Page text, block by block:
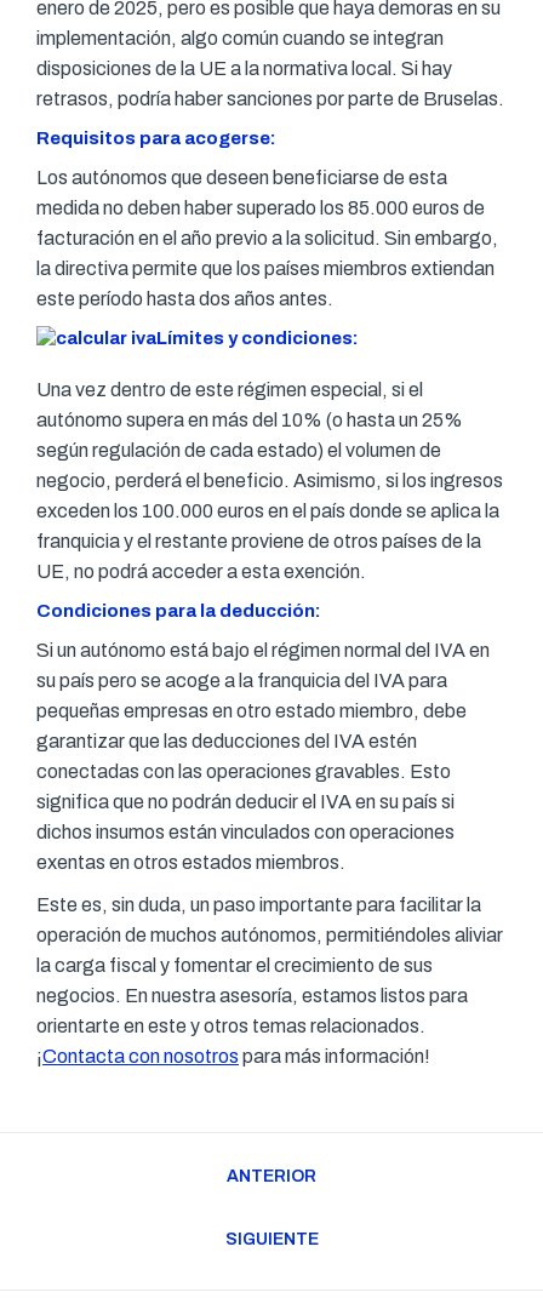
enero de 2025, pero es posible que haya demoras en su
implementación, algo común cuando se integran
disposiciones de la UE a la normativa local. Si hay
retrasos, podría haber sanciones por parte de Bruselas.
Requisitos para acogerse:
Los autónomos que deseen beneficiarse de esta
medida no deben haber superado los 85.000 euros de
facturación en el año previo a la solicitud. Sin embargo,
la directiva permite que los países miembros extiendan
este período hasta dos años antes.
Límites y condiciones:
Una vez dentro de este régimen especial, si el
autónomo supera en más del 10% (o hasta un 25%
según regulación de cada estado) el volumen de
negocio, perderá el beneficio. Asimismo, si los ingresos
exceden los 100.000 euros en el país donde se aplica la
franquicia y el restante proviene de otros países de la
UE, no podrá acceder a esta exención.
Condiciones para la deducción:
Si un autónomo está bajo el régimen normal del IVA en
su país pero se acoge a la franquicia del IVA para
pequeñas empresas en otro estado miembro, debe
garantizar que las deducciones del IVA estén
conectadas con las operaciones gravables. Esto
significa que no podrán deducir el IVA en su país si
dichos insumos están vinculados con operaciones
exentas en otros estados miembros.
Este es, sin duda, un paso importante para facilitar la
operación de muchos autónomos, permitiéndoles aliviar
la carga fiscal y fomentar el crecimiento de sus
negocios. En nuestra asesoría, estamos listos para
orientarte en este y otros temas relacionados.
¡Contacta con nosotros para más información!
ANTERIOR
SIGUIENTE